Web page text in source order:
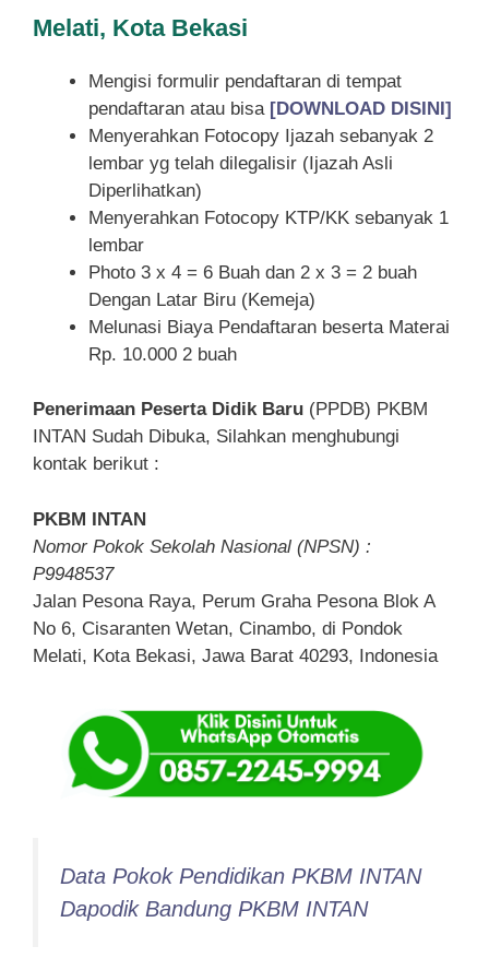
Melati, Kota Bekasi
Mengisi formulir pendaftaran di tempat
pendaftaran atau bisa [DOWNLOAD DISINI]
Menyerahkan Fotocopy Ijazah sebanyak 2
lembar yg telah dilegalisir (Ijazah Asli
Diperlihatkan)
Menyerahkan Fotocopy KTP/KK sebanyak 1
lembar
Photo 3 x 4 = 6 Buah dan 2 x 3 = 2 buah
Dengan Latar Biru (Kemeja)
Melunasi Biaya Pendaftaran beserta Materai
Rp. 10.000 2 buah
Penerimaan Peserta Didik Baru (PPDB) PKBM
INTAN Sudah Dibuka, Silahkan menghubungi
kontak berikut :
PKBM INTAN
Nomor Pokok Sekolah Nasional (NPSN) :
P9948537
Jalan Pesona Raya, Perum Graha Pesona Blok A
No 6, Cisaranten Wetan, Cinambo, di Pondok
Melati, Kota Bekasi, Jawa Barat 40293, Indonesia
Data Pokok Pendidikan PKBM INTAN
Dapodik Bandung PKBM INTAN